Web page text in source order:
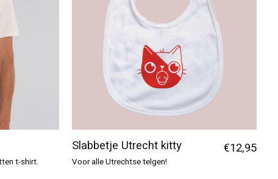
t-shirt.
Slabbetje Utrecht kitty
Voor alle Utrechtse telgen!
€12,95